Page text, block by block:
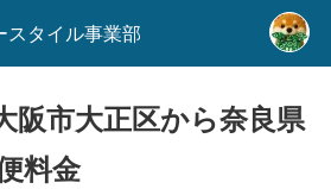
タイル事業部
阪市大正区から奈良県
料金